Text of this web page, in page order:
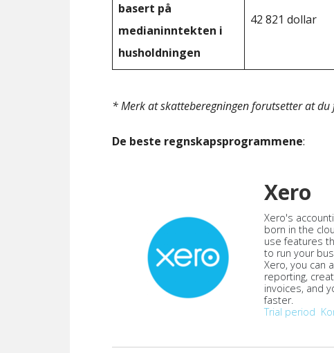
basert på
medianinntekten i
husholdningen
42 821 dollar
* Merk at skatteberegningen forutsetter at
De beste regnskapsprogrammene:
Xero
Xero's
born in the
use features
to run your
Xero, you can
reporting,
invoices, and
faster.
Trial period